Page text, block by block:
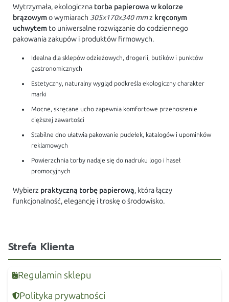
Wytrzymała, ekologiczna torba papierowa w kolorze
brązowymo wymiarach 305x170x340 mmz kręconym
uchwytem to uniwersalne rozwiązanie do codziennego
pakowania zakupów i produktów firmowych.
Idealna dla sklepów odzieżowych, drogerii, butików i punktów
gastronomicznych
Estetyczny, naturalny wygląd podkreśla ekologiczny charakter
marki
Mocne, skręcane ucho zapewnia komfortowe przenoszenie
cięższej zawartości
Stabilne dno ułatwia pakowanie pudełek, katalogów i upominków
reklamowych
Powierzchnia torby nadaje się do nadruku logo i haseł
promocyjnych
Wybierz praktyczną torbę papierową, która łączy
funkcjonalność, elegancję i troskę o środowisko.
Strefa Klienta
Regulamin sklepu
Polityka prywatności